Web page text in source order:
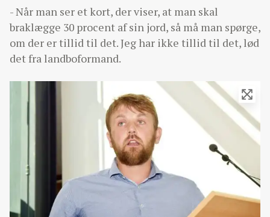
- Når man ser et kort, der viser, at man skal
braklægge 30 procent af sin jord, så må man spørge,
om der er tillid til det. Jeg har ikke tillid til det, lød
det fra landboformand.